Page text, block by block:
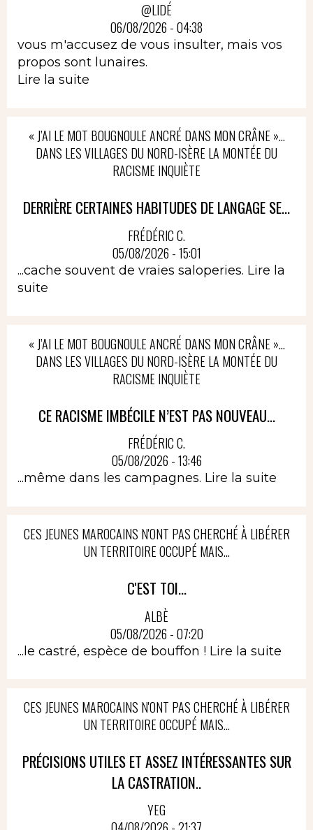
@LIDÉ
06/08/2026 - 04:38
vous m'accusez de vous insulter, mais vos
propos sont lunaires.
Lire la suite
« J’AI LE MOT BOUGNOULE ANCRÉ DANS MON CRÂNE »…
DANS LES VILLAGES DU NORD-ISÈRE LA MONTÉE DU
RACISME INQUIÈTE
DERRIÈRE CERTAINES HABITUDES DE LANGAGE SE...
FRÉDÉRIC C.
05/08/2026 - 15:01
...cache souvent de vraies saloperies. Lire la
suite
« J’AI LE MOT BOUGNOULE ANCRÉ DANS MON CRÂNE »…
DANS LES VILLAGES DU NORD-ISÈRE LA MONTÉE DU
RACISME INQUIÈTE
CE RACISME IMBÉCILE N’EST PAS NOUVEAU...
FRÉDÉRIC C.
05/08/2026 - 13:46
...même dans les campagnes. Lire la suite
CES JEUNES MAROCAINS N'ONT PAS CHERCHÉ À LIBÉRER
UN TERRITOIRE OCCUPÉ MAIS...
C'EST TOI...
ALBÈ
05/08/2026 - 07:20
...le castré, espèce de bouffon ! Lire la suite
CES JEUNES MAROCAINS N'ONT PAS CHERCHÉ À LIBÉRER
UN TERRITOIRE OCCUPÉ MAIS...
PRÉCISIONS UTILES ET ASSEZ INTÉRESSANTES SUR
LA CASTRATION..
YEG